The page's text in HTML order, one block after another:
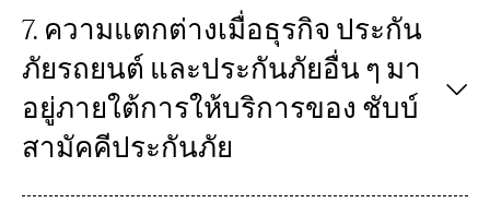
7. ความแตกต่างเมื่อธุรกิจ ประกัน
ภัยรถยนต์ และประกันภัยอื่น ๆ มา
อยู่ภายใต้การให้บริการของ ชับบ์
สามัคคีประกันภัย